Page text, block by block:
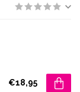
€18,95